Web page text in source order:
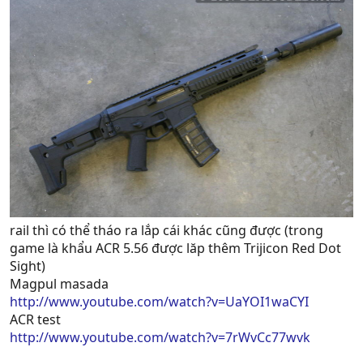
rail thì có thể tháo ra lắp cái khác cũng được (trong
game là khẩu ACR 5.56 được lăp thêm Trijicon Red Dot
Sight)
Magpul masada
http://www.youtube.com/watch?v=UaYOI1waCYI
ACR test
http://www.youtube.com/watch?v=7rWvCc77wvk